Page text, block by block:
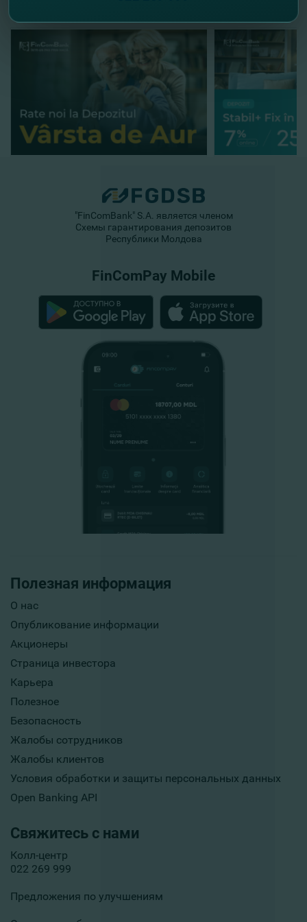
Полезная информация
О нас
Опубликование информации
Акционеры
Страница инвестора
Карьера
Полезное
Безопасность
Жалобы сотрудников
Жалобы клиентов
Условия обработки и защиты персональных данных
Open Banking API
Свяжитесь с нами
Колл-центр
022 269 999
Предложения по улучшениям
"FinComBank" S.A. является членом
Схемы гарантирования депозитов
Республики Молдова
FinComPay Mobile